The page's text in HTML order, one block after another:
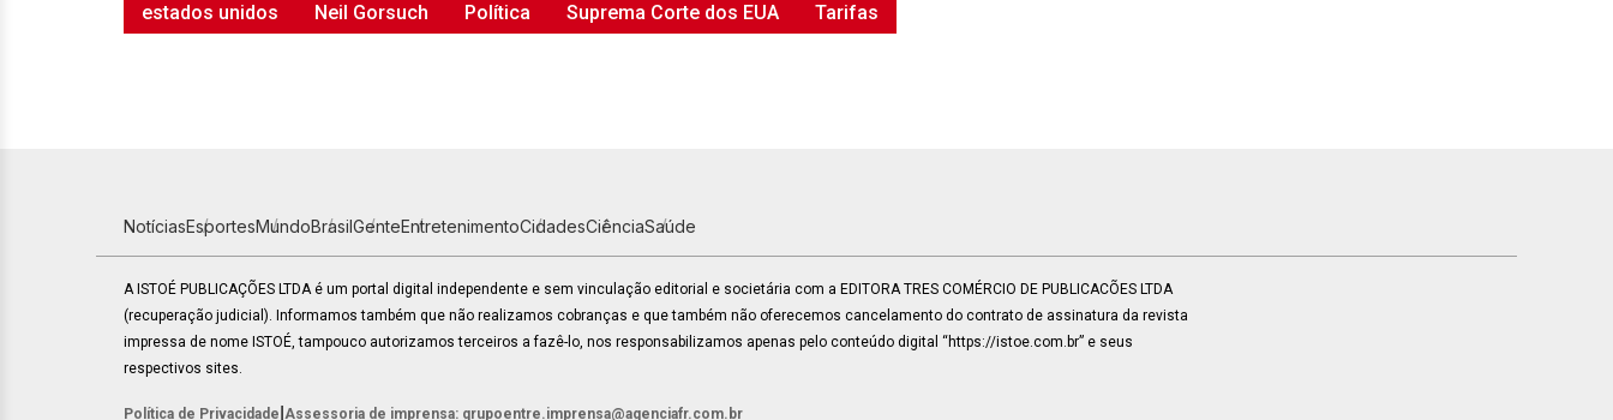
estados unidos
Neil Gorsuch Política Suprema Corte dos EUA Tarifas
NotíciasEsportesMundoBrasilGenteEntretenimentoCidadesCiênciaSaúde
A ISTOÉ PUBLICAÇÕES LTDA é um portal digital independente e sem vinculação editorial e societária com a EDITORA TRES COMÉRCIO DE PUBLICACÕES LTDA
(recuperação judicial). Informamos também que não realizamos cobranças e que também não oferecemos cancelamento do contrato de assinatura da revista
impressa de nome ISTOÉ, tampouco autorizamos terceiros a fazê-lo, nos responsabilizamos apenas pelo conteúdo digital “https://istoe.com.br” e seus
respectivos sites.
Política de Privacidade Assessoria de imprensa: grupoentre.imprensa@agenciafr.com.br